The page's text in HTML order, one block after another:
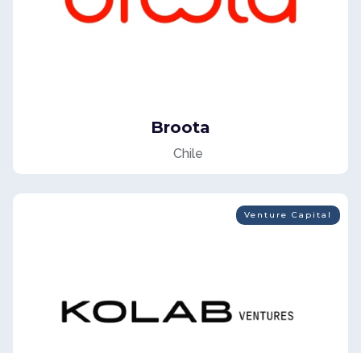
Broota
Chile
Venture Capital